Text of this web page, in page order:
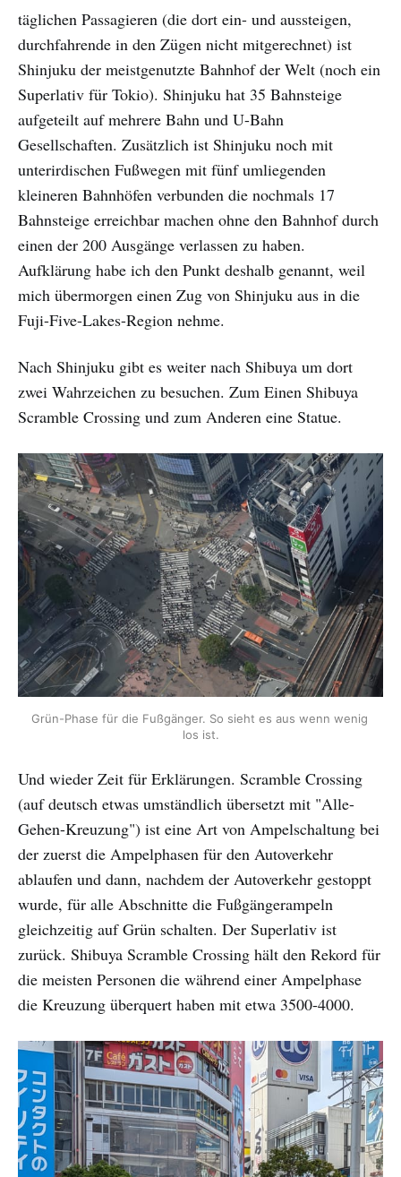
täglichen Passagieren (die dort ein- und aussteigen,
durchfahrende in den Zügen nicht mitgerechnet) ist
Shinjuku der meistgenutzte Bahnhof der Welt (noch ein
Superlativ für Tokio). Shinjuku hat 35 Bahnsteige
aufgeteilt auf mehrere Bahn und U-Bahn
Gesellschaften. Zusätzlich ist Shinjuku noch mit
unterirdischen Fußwegen mit fünf umliegenden
kleineren Bahnhöfen verbunden die nochmals 17
Bahnsteige erreichbar machen ohne den Bahnhof durch
einen der 200 Ausgänge verlassen zu haben.
Aufklärung habe ich den Punkt deshalb genannt, weil
mich übermorgen einen Zug von Shinjuku aus in die
Fuji-Five-Lakes-Region nehme.
Nach Shinjuku gibt es weiter nach Shibuya um dort
zwei Wahrzeichen zu besuchen. Zum Einen Shibuya
Scramble Crossing und zum Anderen eine Statue.
Grün-Phase für die Fußgänger. So sieht es aus wenn wenig
los ist.
Und wieder Zeit für Erklärungen. Scramble Crossing
(auf deutsch etwas umständlich übersetzt mit "Alle-
Gehen-Kreuzung") ist eine Art von Ampelschaltung bei
der zuerst die Ampelphasen für den Autoverkehr
ablaufen und dann, nachdem der Autoverkehr gestoppt
wurde, für alle Abschnitte die Fußgängerampeln
gleichzeitig auf Grün schalten. Der Superlativ ist
zurück. Shibuya Scramble Crossing hält den Rekord für
die meisten Personen die während einer Ampelphase
die Kreuzung überquert haben mit etwa 3500-4000.